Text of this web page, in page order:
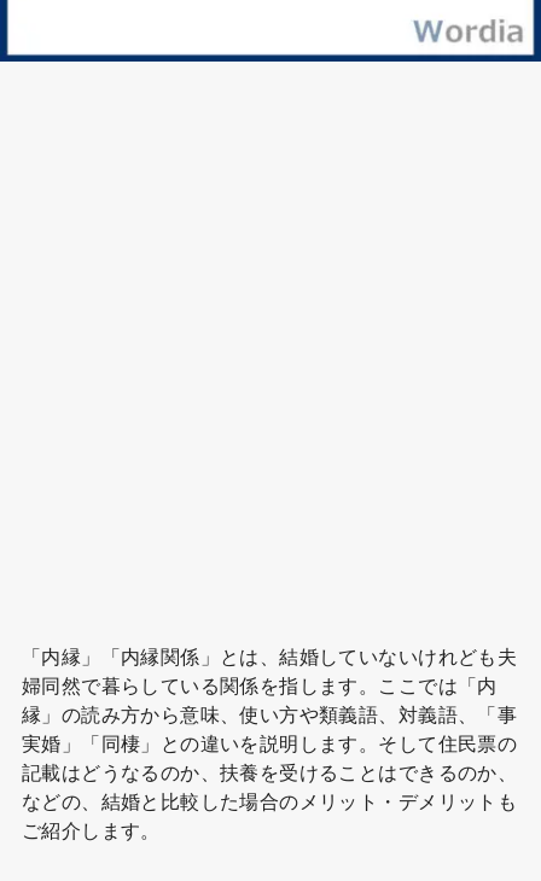
「内縁」「内縁関係」とは、結婚していないけれども夫
婦同然で暮らしている関係を指します。ここでは「内
縁」の読み方から意味、使い方や類義語、対義語、「事
実婚」「同棲」との違いを説明します。そして住民票の
記載はどうなるのか、扶養を受けることはできるのか、
などの、結婚と比較した場合のメリット・デメリットも
ご紹介します。